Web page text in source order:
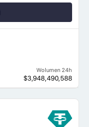
Wolumen 24h
$3,948,490,588